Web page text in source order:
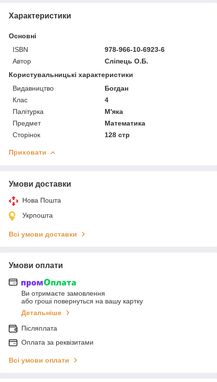
Характеристики
Основні
ISBN
978-966-10-6923-6
Автор
Сліпець О.Б.
Користувальницькі характеристики
Видавництво
Богдан
Клас
4
Палітурка
М'яка
Предмет
Математика
Сторінок
128 стр
Приховати
Умови доставки
Нова Пошта
Укрпошта
Всі умови доставки
Умови оплати
Ви отримаєте замовлення
або гроші повернуться на вашу картку
Детальніше
Післяплата
Оплата за реквізитами
Всі умови оплати